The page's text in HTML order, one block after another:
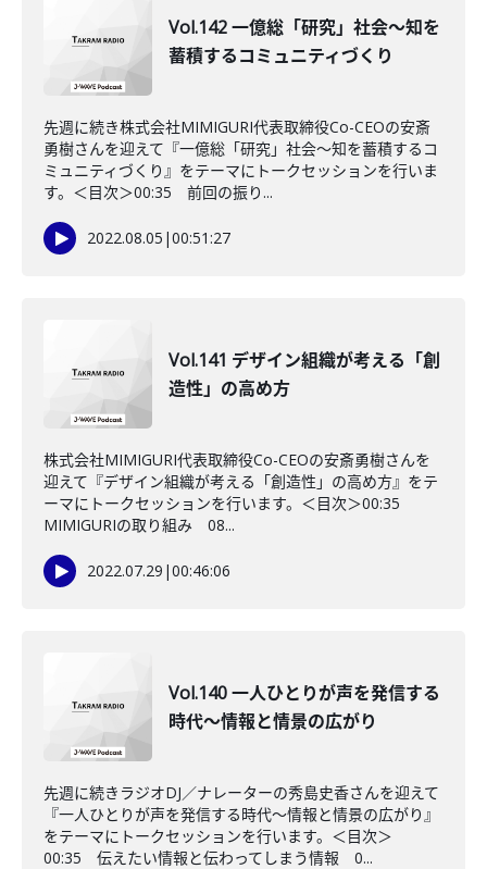
Vol.142 一億総「研究」社会～知を
蓄積するコミュニティづくり
先週に続き株式会社MIMIGURI代表取締役Co-CEOの安斎
勇樹さんを迎えて『一億総「研究」社会～知を蓄積するコ
ミュニティづくり』をテーマにトークセッションを行いま
す。＜目次＞00:35 前回の振り...
2022.08.05 |00:51:27
Vol.141 デザイン組織が考える「創
造性」の高め方
株式会社MIMIGURI代表取締役Co-CEOの安斎勇樹さんを
迎えて『デザイン組織が考える「創造性」の高め方』をテ
ーマにトークセッションを行います。＜目次＞00:35
MIMIGURIの取り組み 08...
2022.07.29 |00:46:06
Vol.140 一人ひとりが声を発信する
時代～情報と情景の広がり
先週に続きラジオDJ／ナレーターの秀島史香さんを迎えて
『一人ひとりが声を発信する時代～情報と情景の広がり』
をテーマにトークセッションを行います。＜目次＞
00:35 伝えたい情報と伝わってしまう情報 0...